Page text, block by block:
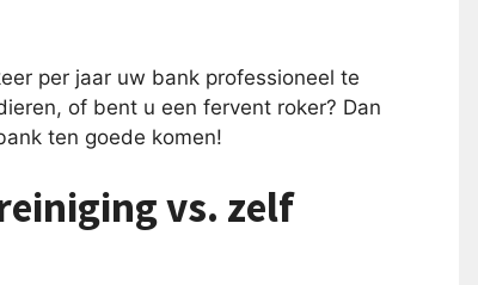
per jaar uw bank professioneel te
of bent u een fervent roker? Dan
ten goede komen!
vs. zelf